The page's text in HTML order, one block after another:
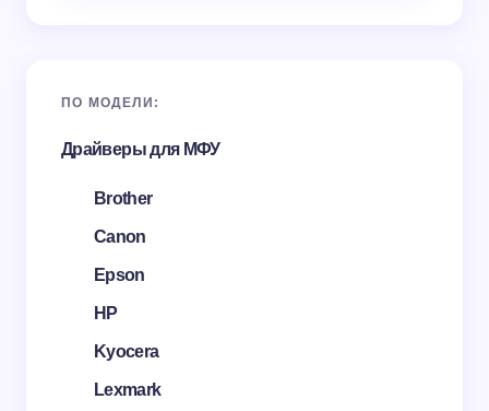
ПО МОДЕЛИ:
Драйверы для МФУ
Brother
Canon
Epson
HP
Kyocera
Lexmark